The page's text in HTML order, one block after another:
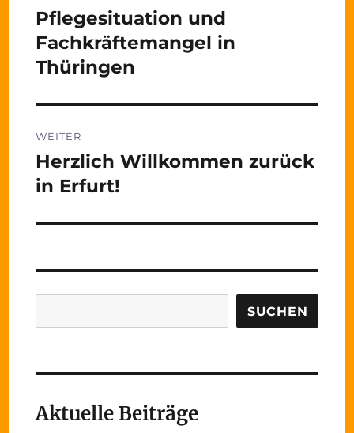
Vorheriger
Beitrag:
Pflegesituation und
Fachkräftemangel in
Thüringen
WEITER
Nächster
Beitrag:
Herzlich Willkommen zurück
in Erfurt!
SUCHEN
Aktuelle Beiträge